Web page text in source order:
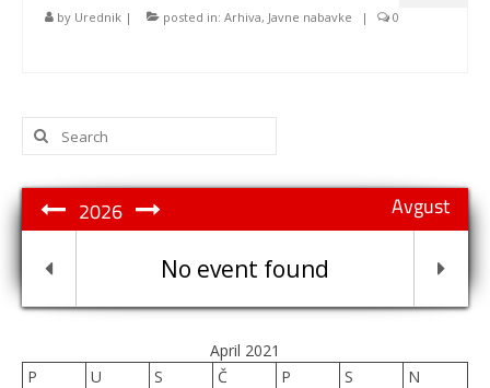
by Urednik | posted in: Arhiva, Javne nabavke | 0
Search
for:
Avgust
2026
No event found
April 2021
P
U S Č P S
N